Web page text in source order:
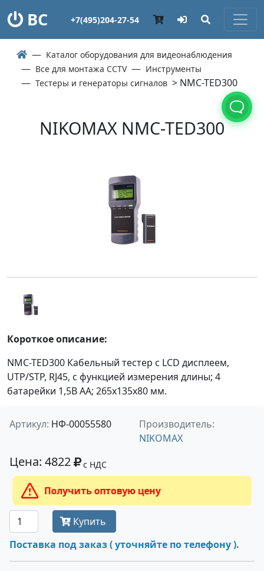
ВС +7(495)204-27-54
Каталог оборудования для видеонаблюдения
Все для монтажа CCTV
Инструменты
Тестеры и генераторы сигналов > NMC-TED300
NIKOMAX NMC-TED300
Короткое описание:
NMC-TED300 Кабельный тестер с LCD дисплеем,
UTP/STP, RJ45, с функцией измерения длины; 4
батарейки 1,5В AA; 265х135х80 мм.
Артикул: НФ-00055580
Производитель:
NIKOMAX
Цена: 4822 с НДС
Получить оптовую цену
Купить
Поставка под заказ ( уточняйте по телефону ).